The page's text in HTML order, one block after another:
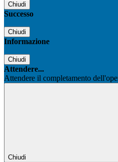
Chiudi
Successo
Chiudi
Informazione
Chiudi
Attendere...
Attendere il completamento
Chiudi